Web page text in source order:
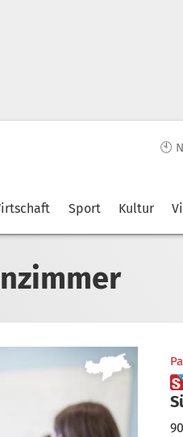
🕙
Sport Kultur
 „KI ist